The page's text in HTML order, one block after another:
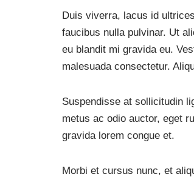
Duis viverra, lacus id
faucibus nulla pulvinar. Ut
eu blandit mi gravida eu.
malesuada consectetur.
Suspendisse at sollicitudin
metus ac odio auctor, eget
gravida lorem congue et.
Morbi et cursus nunc, et